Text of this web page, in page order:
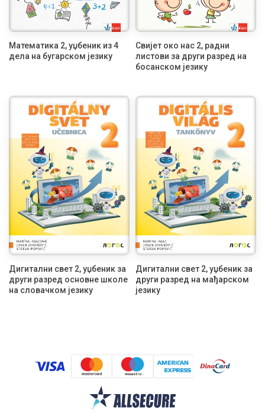
Математика 2, уџбеник из 4
дела на бугарском језику
Свијет око нас 2, радни
листови за други разред на
босанском језику
Дигитални свет 2, уџбеник за
други разред основне школе
на словачком језику
Дигитални свет 2, уџбеник за
други разред на мађарском
језику